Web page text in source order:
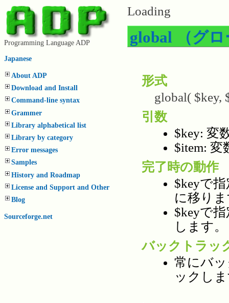
Programming Language ADP
Japanese
About ADP
Download and Install
Command-line syntax
Grammer
Library alphabetical list
Library by category
Error messages
Samples
History and Roadmap
License and Support and Other
Blog
Sourceforge.net
Loading
global （グ
形式
global( $key,
引数
$key: 変
$item: 変
完了時の動作
$keyで
に移り
$keyで
します。
バックトラッ
常にバ
ックし